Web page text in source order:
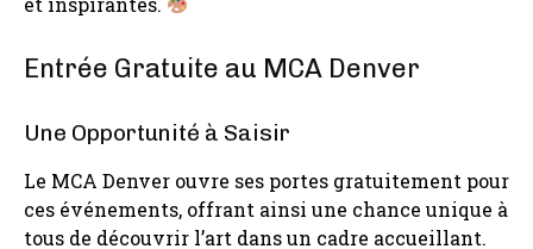
Entrée Gratuite au MCA Denver
Une Opportunité à Saisir
Le MCA Denver ouvre ses portes gratuitement pour
ces événements, offrant ainsi une chance unique à
tous de découvrir l’art dans un cadre accueillant.